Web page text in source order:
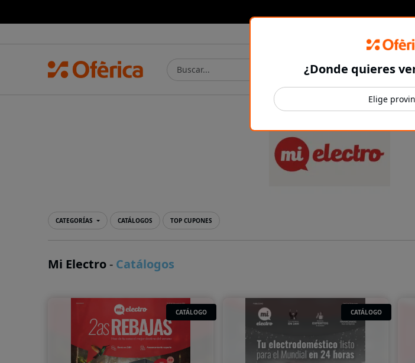
Prensa Ibérica
CATEGORÍAS CATÁLOGOS TOP CUPONES
Mi Electro- Catálogos
CATÁLOGO CATÁLOGO
¿Donde quieres